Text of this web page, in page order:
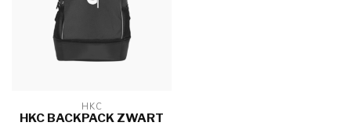
HKC
HKC BACKPACK ZWART